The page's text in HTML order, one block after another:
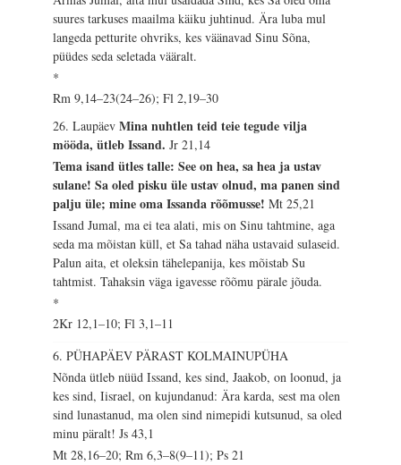
suures tarkuses maailma käiku juhtinud. Ära luba mul
langeda petturite ohvriks, kes väänavad Sinu Sõna,
püüdes seda seletada vääralt.
*
Rm 9,14–23(24–26); Fl 2,19–30
26. LaupäevMina nuhtlen teid teie tegude vilja
mööda, ütleb Issand.Jr 21,14
Tema isand ütles talle: See on hea, sa hea ja ustav
sulane! Sa oled pisku üle ustav olnud, ma panen sind
palju üle; mine oma Issanda rõõmusse!Mt 25,21
Issand Jumal, ma ei tea alati, mis on Sinu tahtmine, aga
seda ma mõistan küll, et Sa tahad näha ustavaid sulaseid.
Palun aita, et oleksin tähelepanija, kes mõistab Su
tahtmist. Tahaksin väga igavesse rõõmu pärale jõuda.
*
2Kr 12,1–10; Fl 3,1–11
6. PÜHAPÄEV PÄRAST KOLMAINUPÜHA
Nõnda ütleb nüüd Issand, kes sind, Jaakob, on loonud, ja
kes sind, Iisrael, on kujundanud: Ära karda, sest ma olen
sind lunastanud, ma olen sind nimepidi kutsunud, sa oled
minu päralt!Js 43,1
Mt 28,16–20; Rm 6,3–8(9–11); Ps 21